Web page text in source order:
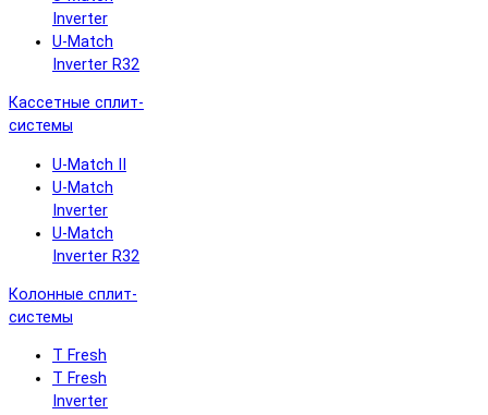
Inverter
U-Match
Inverter R32
Кассетные сплит-
системы
U-Match II
U-Match
Inverter
U-Match
Inverter R32
Колонные сплит-
системы
T Fresh
T Fresh
Inverter